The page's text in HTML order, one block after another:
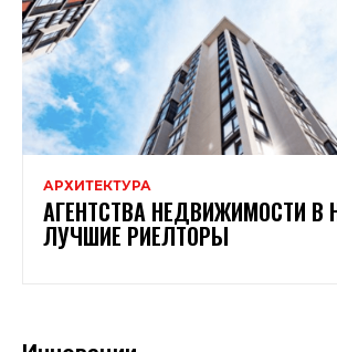
АРХИТЕКТУРА
АГЕНТСТВА НЕДВИЖИМОСТИ В
ЛУЧШИЕ РИЕЛТОРЫ